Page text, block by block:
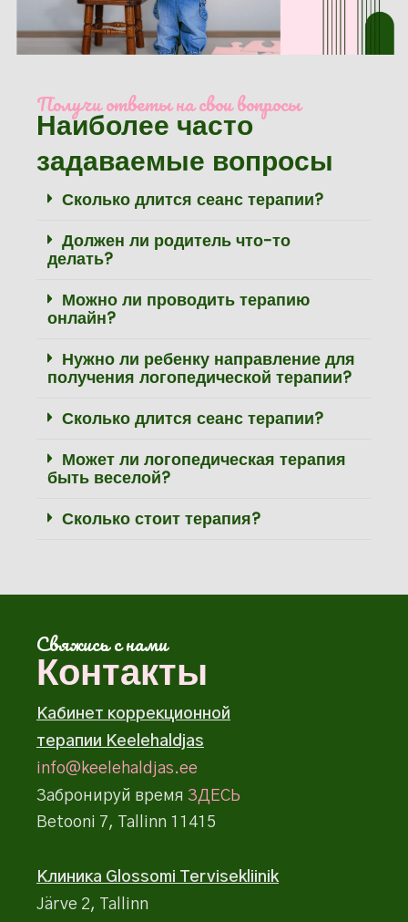
Получи ответы на свои вопросы
Наиболее часто
задаваемые вопросы
Сколько длится сеанс терапии?
Должен ли родитель что-то
делать?
Можно ли проводить терапию
онлайн?
Нужно ли ребенку направление для
получения логопедической терапии?
Сколько длится сеанс терапии?
Может ли логопедическая терапия
быть веселой?
Сколько стоит терапия?
Свяжись с нами
Контакты
Кабинет коррекционной
терапии Keelehaldjas
info@keelehaldjas.ee
Забронируй время ЗДЕСЬ
Betooni 7, Tallinn 11415
Клиника Glossomi Tervisekliinik
Järve 2, Tallinn